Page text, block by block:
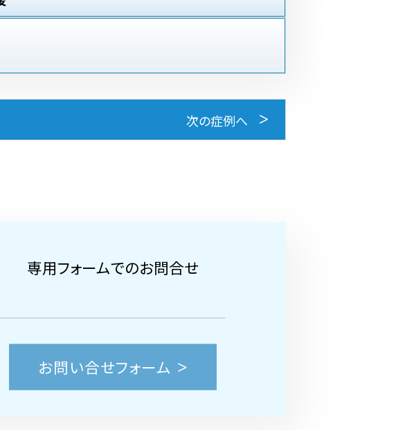
次の症例へ
専用フォームでのお問合せ
お問い合せフォーム